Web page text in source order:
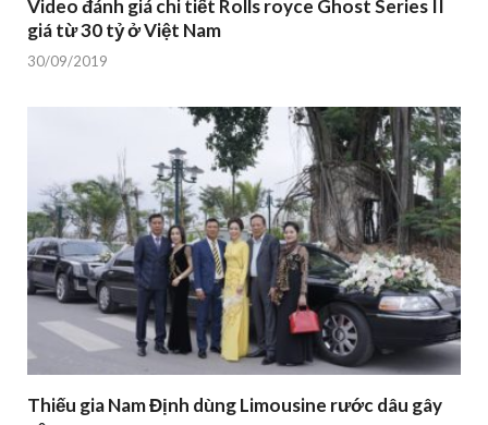
Video đánh giá chi tiết Rolls royce Ghost Series II
giá từ 30 tỷ ở Việt Nam
30/09/2019
Thiếu gia Nam Định dùng Limousine rước dâu gây